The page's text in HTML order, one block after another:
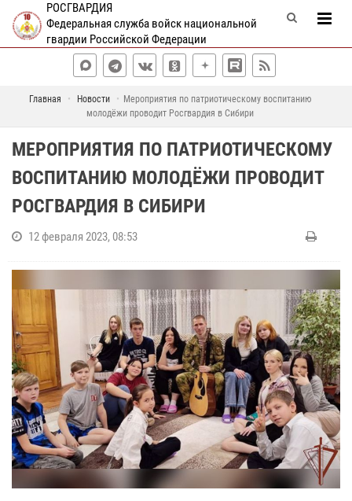
РОСГВАРДИЯ
Федеральная служба войск национальной
гвардии Российской Федерации
Главная Новости
Мероприятия по патриотическому воспитанию
молодёжи проводит Росгвардия в Сибири
МЕРОПРИЯТИЯ ПО ПАТРИОТИЧЕСКОМУ
ВОСПИТАНИЮ МОЛОДЁЖИ ПРОВОДИТ
РОСГВАРДИЯ В СИБИРИ
12 февраля 2023, 08:53